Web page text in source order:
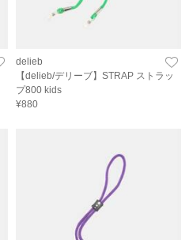
delieb
【delieb/デリーブ】STRAP ストラッ
プ800 kids
¥880